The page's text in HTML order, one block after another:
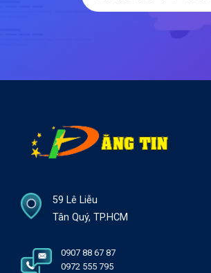
59 Lê Liễu
Tân Quý, TP.HCM
0907 88 67 87
0972 555 795